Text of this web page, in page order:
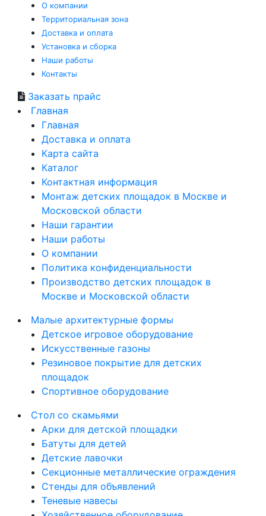
О компании
Территориальная зона
Доставка и оплата
Установка и сборка
Наши работы
Контакты
Заказать прайс
Главная
Главная
Доставка и оплата
Карта сайта
Каталог
Контактная информация
Монтаж детских площадок в Москве и
Московской области
Наши гарантии
Наши работы
О компании
Политика конфиденциальности
Производство детских площадок в
Москве и Московской области
Малые архитектурные формы
Детское игровое оборудование
Искусственные газоны
Резиновое покрытие для детских
площадок
Спортивное оборудование
Стол со скамьями
Арки для детской площадки
Батуты для детей
Детские лавочки
Секционные металлические ограждения
Стенды для объявлений
Теневые навесы